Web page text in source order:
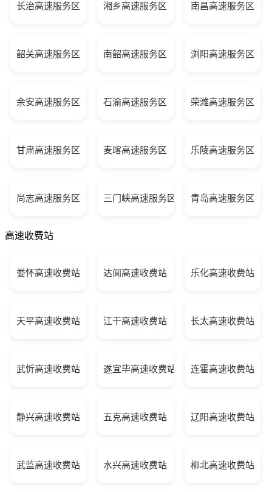
长治高速服务区 湘乡高速服务区 南昌高速服务区
韶关高速服务区 南韶高速服务区 浏阳高速服务区
余安高速服务区 石渝高速服务区 荣潍高速服务区
甘肃高速服务区 麦喀高速服务区 乐陵高速服务区
尚志高速服务区 三门峡高速服务区 青岛高速服务区
高速收费站
娄怀高速收费站 达阆高速收费站 乐化高速收费站
天平高速收费站 江干高速收费站 长太高速收费站
武忻高速收费站 遂宜毕高速收费站 连霍高速收费站
静兴高速收费站 五克高速收费站 辽阳高速收费站
武监高速收费站 水兴高速收费站 柳北高速收费站